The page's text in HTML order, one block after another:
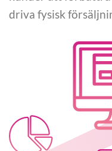
driva fysisk